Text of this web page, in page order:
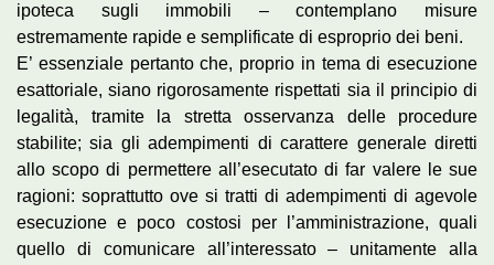
ipoteca sugli immobili – contemplano misure
estremamente rapide e semplificate di esproprio dei beni.
E’ essenziale pertanto che, proprio in tema di esecuzione
esattoriale, siano rigorosamente rispettati sia il principio di
legalità, tramite la stretta osservanza delle procedure
stabilite; sia gli adempimenti di carattere generale diretti
allo scopo di permettere all’esecutato di far valere le sue
ragioni: soprattutto ove si tratti di adempimenti di agevole
esecuzione e poco costosi per l’amministrazione, quali
quello di comunicare all’interessato – unitamente alla